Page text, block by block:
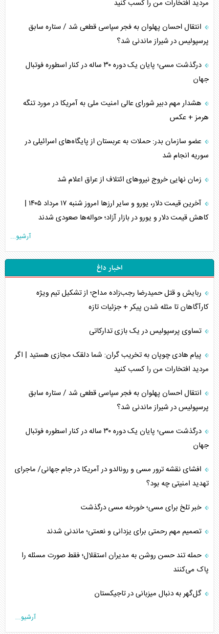
مردید افتخارات من را کسب کنید
انتقال احسان پهلوان به فجر سپاسی قطعی شد / ستاره سابق
پرسپولیس در شیراز ماندنی شد؟
درگذشت مسی؛ پایان یک دوره ۳۰ ساله در کنار اسطوره فوتبال
جهان
هشدار مهم دبیر شورای عالی امنیت ملی به آمریکا در مورد تنگه
هرمز + عکس
عضو سازمان بدر: حملات به عربستان از پایگاه‌های اسرائیلی در
سوریه انجام شد
زمان نهایی خروج نیرو‌های ائتلاف از عراق اعلام شد
آخرین قیمت دلار، یورو و سایر ارز‌ها امروز شنبه ۱۷ مرداد ۱۴۰۵ |
کاهش قیمت دلار و یورو در بازار آزاد؛ حواله‌ها صعودی شدند
آرشیو...
اخبار داغ
ربایش و قتل حمیدرضا رجب‌زاده مداح؛ از تشکیل تیم ویژه
کارآگاهان تا مثله شدن پیکر + جزئیات تازه
تساوی پرسپولیس در یک بازی تدارکاتی
پیام هادی چوپان به تخریب گران: شما دلقک مجازی هستید | اگر
مردید افتخارات من را کسب کنید
انتقال احسان پهلوان به فجر سپاسی قطعی شد / ستاره سابق
پرسپولیس در شیراز ماندنی شد؟
درگذشت مسی؛ پایان یک دوره ۳۰ ساله در کنار اسطوره فوتبال
جهان
افشای نقشه ترور مسی و رونالدو در آمریکا در جام جهانی/ ماجرای
تهدید امنیتی چه بود؟
خبر تلخ برای مسی؛ خورخه مسی درگذشت
تصمیم مهم رحمتی برای یزدانی و نعمتی؛ ماندنی شدند
حمله تند حسن روشن به مدیران استقلال؛ فقط صورت مسئله را
پاک می‌کنند
گل‌گهر به دنبال میزبانی در تاجیکستان
آرشیو...